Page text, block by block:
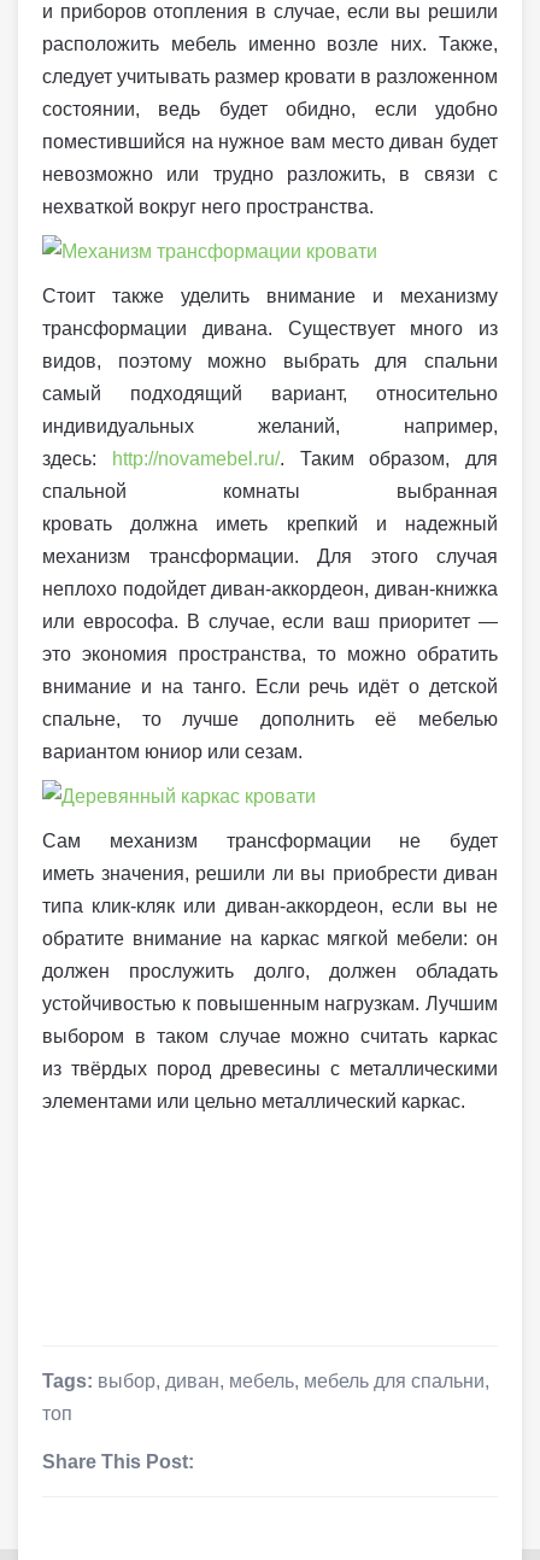
и приборов отопления в случае, если вы решили
расположить мебель именно возле них. Также,
следует учитывать размер кровати в разложенном
состоянии, ведь будет обидно, если удобно
поместившийся на нужное вам место диван будет
невозможно или трудно разложить, в связи с
нехваткой вокруг него пространства.
Стоит также уделить внимание и механизму
трансформации дивана. Существует много из
видов, поэтому можно выбрать для спальни
самый подходящий вариант, относительно
индивидуальных желаний, например,
здесь:
http://novamebel.ru/. Таким образом, для
спальной комнаты выбранная
кровать должна иметь крепкий и надежный
механизм трансформации. Для этого случая
неплохо подойдет диван-аккордеон, диван-книжка
или еврософа. В случае, если ваш приоритет —
это экономия пространства, то можно обратить
внимание и на танго. Если речь идёт о детской
спальне, то лучше дополнить её мебелью
вариантом юниор или сезам.
Сам механизм трансформации не будет
иметь значения, решили ли вы приобрести диван
типа клик-кляк или диван-аккордеон, если вы не
обратите внимание на каркас мягкой мебели: он
должен прослужить долго, должен обладать
устойчивостью к повышенным нагрузкам. Лучшим
выбором в таком случае можно считать каркас
из твёрдых пород древесины с металлическими
элементами или цельно металлический каркас.
Tags: выбор, диван, мебель, мебель для спальни,
топ
Share This Post: